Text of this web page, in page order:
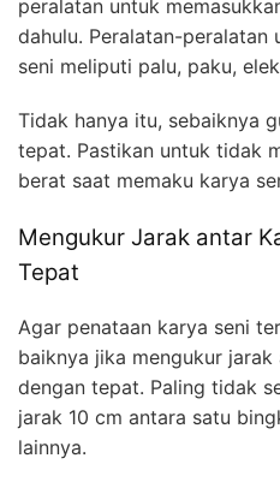
peralatan untuk
dahulu. Peralatan-peralatan
seni meliputi palu, paku,
Tidak hanya itu, sebaiknya
tepat. Pastikan untuk tidak
berat saat memaku karya
Mengukur Jarak antar
Tepat
Agar penataan karya seni
baiknya jika mengukur jarak
dengan tepat. Paling tidak
jarak 10 cm antara satu
lainnya.